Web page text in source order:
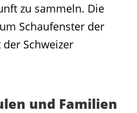
zu sammeln. Die
Schaufenster der
Schweizer
und Familien